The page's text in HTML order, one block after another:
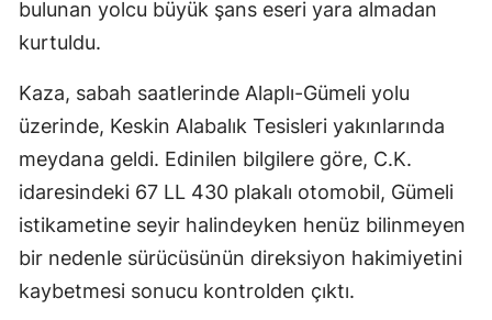
bulunan yolcu büyük şans eseri yara almadan
kurtuldu.
Kaza, sabah saatlerinde Alaplı-Gümeli yolu
üzerinde, Keskin Alabalık Tesisleri yakınlarında
meydana geldi. Edinilen bilgilere göre, C.K.
idaresindeki 67 LL 430 plakalı otomobil, Gümeli
istikametine seyir halindeyken henüz bilinmeyen
bir nedenle sürücüsünün direksiyon hakimiyetini
kaybetmesi sonucu kontrolden çıktı.